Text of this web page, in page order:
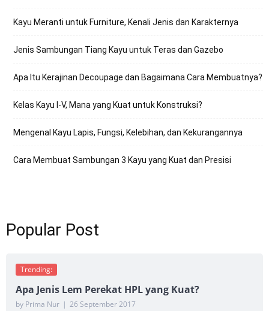
Kayu Meranti untuk Furniture, Kenali Jenis dan Karakternya
Jenis Sambungan Tiang Kayu untuk Teras dan Gazebo
Apa Itu Kerajinan Decoupage dan Bagaimana Cara Membuatnya?
Kelas Kayu I-V, Mana yang Kuat untuk Konstruksi?
Mengenal Kayu Lapis, Fungsi, Kelebihan, dan Kekurangannya
Cara Membuat Sambungan 3 Kayu yang Kuat dan Presisi
Popular Post
Trending:
Apa Jenis Lem Perekat HPL yang Kuat?
by Prima Nur | 26 September 2017